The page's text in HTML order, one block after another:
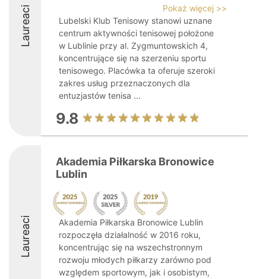
Laureaci
Pokaż więcej >>
Lubelski Klub Tenisowy stanowi uznane
centrum aktywności tenisowej położone
w Lublinie przy al. Zygmuntowskich 4,
koncentrujące się na szerzeniu sportu
tenisowego. Placówka ta oferuje szeroki
zakres usług przeznaczonych dla
entuzjastów tenisa ...
9.8
Laureaci
Akademia Piłkarska Bronowice
Lublin
Akademia Piłkarska Bronowice Lublin
rozpoczęła działalność w 2016 roku,
koncentrując się na wszechstronnym
rozwoju młodych piłkarzy zarówno pod
względem sportowym, jak i osobistym,